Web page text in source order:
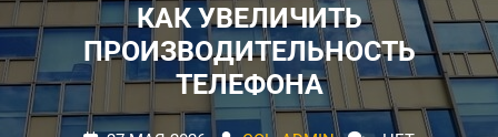
КАК УВЕЛИЧИТЬ
ПРОИЗВОДИТЕЛЬНОСТЬ
ТЕЛЕФОНА